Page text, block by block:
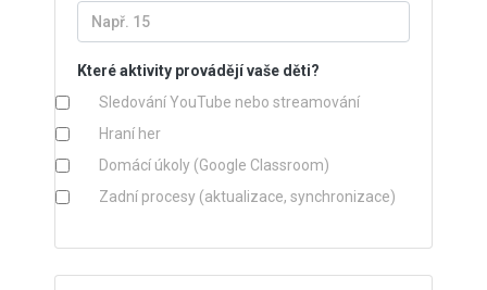
Které aktivity provádějí vaše děti?
Sledování YouTube nebo streamování
Hraní her
Domácí úkoly (Google Classroom)
Zadní procesy (aktualizace, synchronizace)